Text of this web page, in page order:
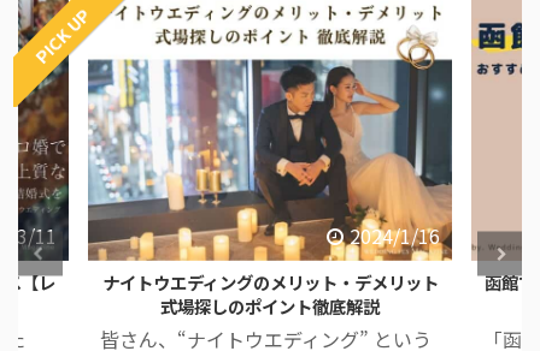
PICK UP
3/11
【レ
2024/1/16
ナイトウエディングのメリット・デメリット
式場探しのポイント徹底解説
皆さん、“ナイトウエディング” という
函館
「函